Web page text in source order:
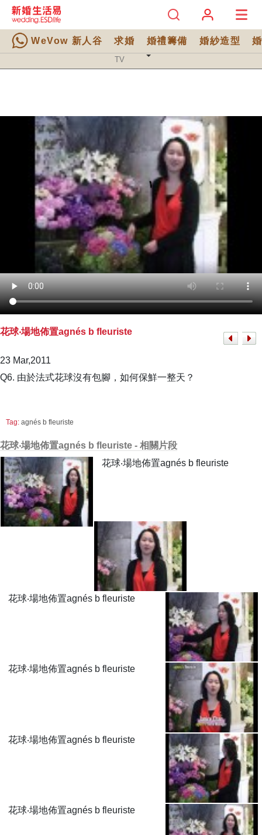
WeVow 新人谷 求婚 婚禮籌備 婚紗造型
TV 分類
TV
花球‧場地佈置agnés b fleuriste
23 Mar,2011
Q6. 由於法式花球沒有包腳，如何保鮮一整天？
Tag: agnés b fleuriste
花球‧場地佈置agnés b fleuriste - 相關片段
花球‧場地佈置agnés b fleuriste
花球‧場地佈置agnés b fleuriste
花球‧場地佈置agnés b fleuriste
花球‧場地佈置agnés b fleuriste
花球‧場地佈置agnés b fleuriste